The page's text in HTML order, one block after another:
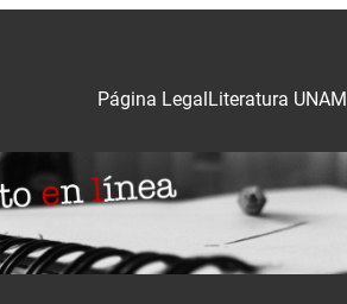
Literatura UNAM
Página Legal